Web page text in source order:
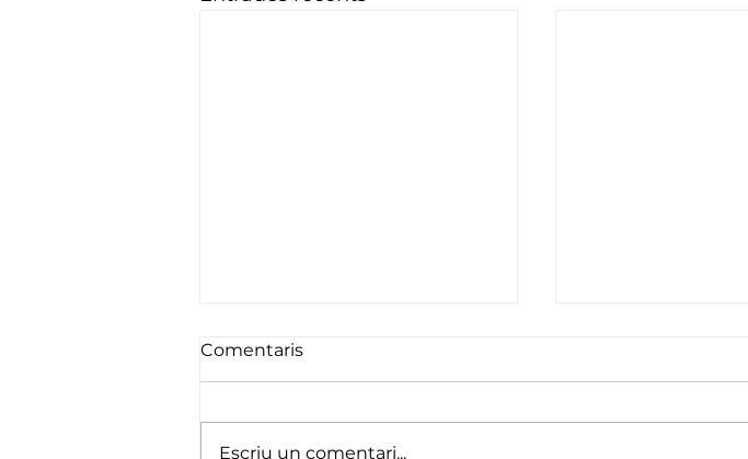
Fins setembre
Comentaris
Escriu un comentari...